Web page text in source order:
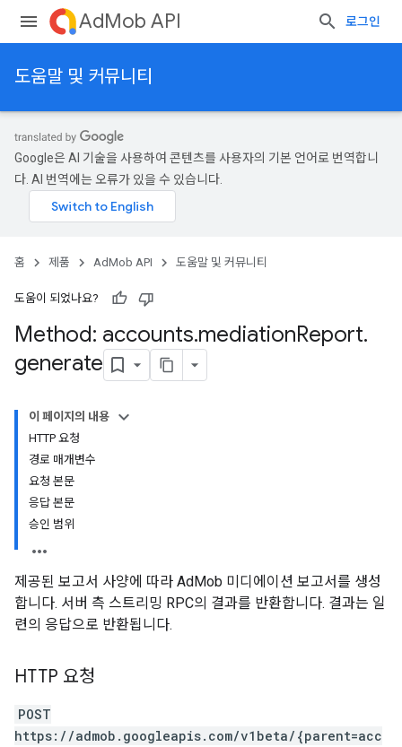
AdMob API 로그인
도움말 및 커뮤니티
Google은 AI 기술을 사용하여 콘텐츠를 사용자의 기본 언어로 번역합니
다. AI 번역에는 오류가 있을 수 있습니다.
홈 제품 AdMob API 도움말 및 커뮤니티
도움이 되었나요?
Method: accounts.mediationReport.
generate
이 페이지의 내용
HTTP 요청
경로 매개변수
요청 본문
응답 본문
승인 범위
제공된 보고서 사양에 따라 AdMob 미디에이션 보고서를 생성
합니다. 서버 측 스트리밍 RPC의 결과를 반환합니다. 결과는 일
련의 응답으로 반환됩니다.
HTTP 요청
POST
https://admob.googleapis.com/v1beta/{parent=acc